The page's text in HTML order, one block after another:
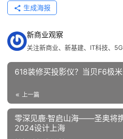
生成海报
新商业观察
关注新商业、新基建、IT科技、
618装修买投影仪？当贝F6极米
上一篇
零深见鹿·智启山海——圣奥将
2024设计上海